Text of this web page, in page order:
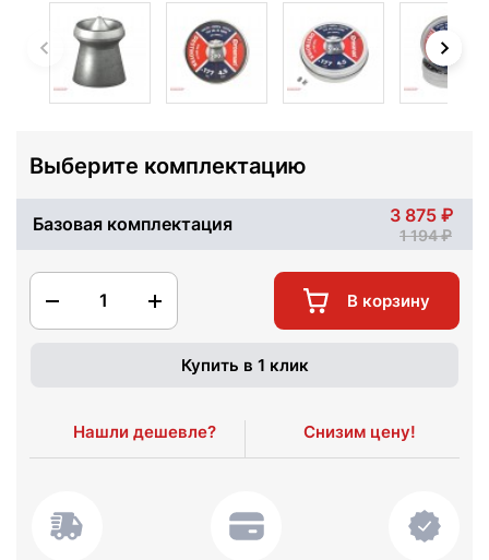
Выберите комплектацию
Базовая комплектация 3 875
1 194
1 В корзину
Купить в 1 клик
Нашли дешевле? Снизим цену!